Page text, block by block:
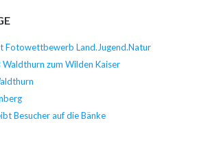
Fotowettbewerb Land.Jugend.Natur
Waldthurn zum Wilden Kaiser
Besucher auf die Bänke